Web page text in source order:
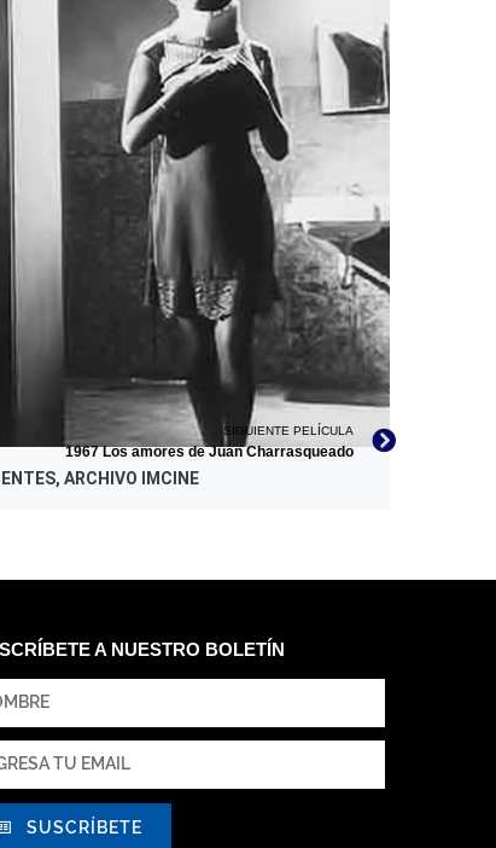
ARCHIVO IMCINE
SIGUIENTE PELÍCULA
1967 Los amores de Juan Charrasqueado
A NUESTRO BOLETÍN
SUSCRÍBETE